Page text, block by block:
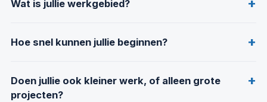
Wat is jullie werkgebied?
Hoe snel kunnen jullie beginnen?
Doen jullie ook kleiner werk, of alleen grote
projecten?